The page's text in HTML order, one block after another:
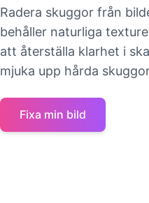
Radera skuggor från
behåller naturliga
att återställa klarhet i
mjuka upp hårda
Fixa min bild